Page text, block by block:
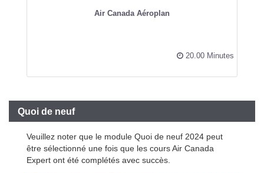
Air Canada Aéroplan
20.00 Minutes
Quoi de neuf
Veuillez noter que le module Quoi de neuf 2024 peut
être sélectionné une fois que les cours Air Canada
Expert ont été complétés avec succès.